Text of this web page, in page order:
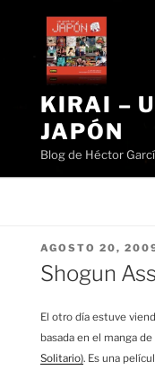
contenido
KIRAI –
JAPÓN
Blog de Héctor
PUBLICADO
EL
AGOSTO 20,
Shogun
El otro día estuve
basada en el manga
Solitario). Es una